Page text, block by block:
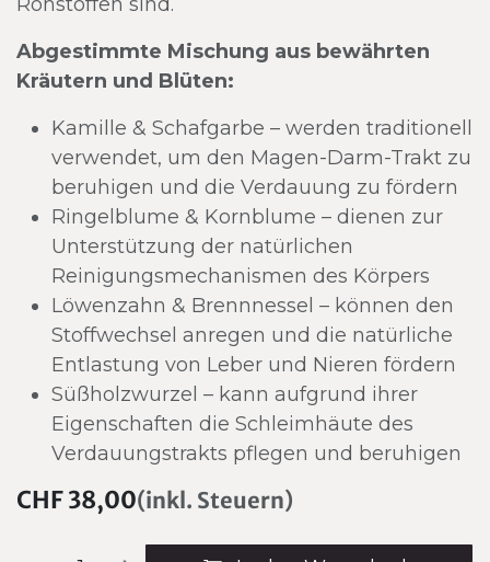
Abgestimmte Mischung aus bewährten
Kräutern und Blüten:
Kamille & Schafgarbe – werden traditionell
verwendet, um den Magen-Darm-Trakt zu
beruhigen und die Verdauung zu fördern
Ringelblume & Kornblume – dienen zur
Unterstützung der natürlichen
Reinigungsmechanismen des Körpers
Löwenzahn & Brennnessel – können den
Stoffwechsel anregen und die natürliche
Entlastung von Leber und Nieren fördern
Süßholzwurzel – kann aufgrund ihrer
Eigenschaften die Schleimhäute des
Verdauungstrakts pflegen und beruhigen
CHF38,00(inkl. Steuern)